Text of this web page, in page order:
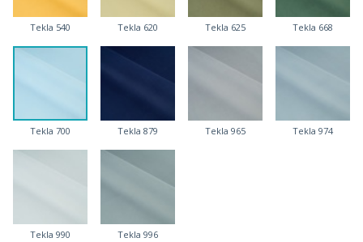
Tekla 540 Tekla 620 Tekla 625 Tekla 668
Tekla 700 Tekla 879 Tekla 965 Tekla 974
Tekla 990 Tekla 996